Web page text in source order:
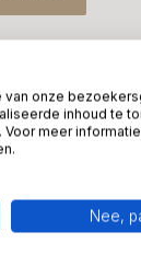
van onze
inhoud te
meer
Nee,